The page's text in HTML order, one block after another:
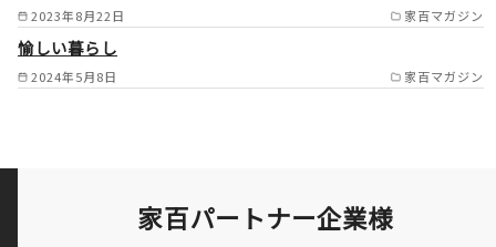
2023年8月22日 家百マガジン
2024年5月8日 家百マガジン
愉しい暮らし
家百パートナー企業様